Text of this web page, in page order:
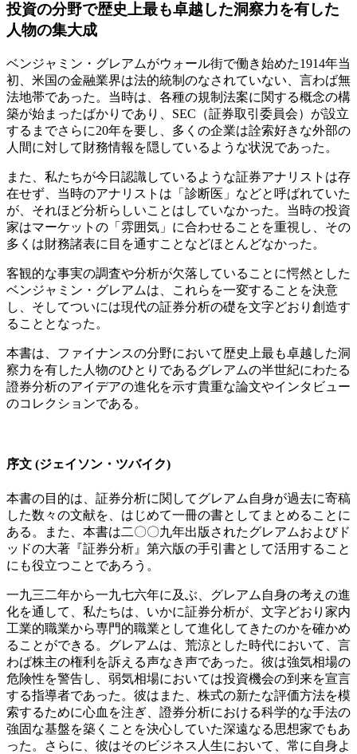
投資の分野で歴史上最も卓越した洞察力を有した
人物の集大成
ベンジャミン・グレアムがウォール街で働き始めた1914年当
初、米国の金融業界は法的統制のなされていない、言わば無
法地帯であった。当時は、各種の規制法案に関する概念の構
築が始まったばかりであり、SEC（証券取引委員会）が設立
するまでさらに20年を要し、多くの企業は詮索好きな外部の
人間に対して財務情報を隠しているような状況であった。
また、私たちが今日認識しているような証券アナリストは存
在せず、当時のアナリストは「診断医」などと呼ばれていた
が、それほど分析らしいことはしていなかった。当時の投資
家はマーケットの「雰囲気」に合わせることを重視し、その
多くは財務諸表に目を通すことなどほとんどなかった。
客観的な事実の調査や分析が欠落していることに愕然とした
ベンジャミン・グレアムは、これらを一変することを決意
し、そしてついには現代の証券分析の礎を文字どおり創造す
ることとなった。
本書は、ファイナンスの分野において歴史上最も卓越した洞
察力を有した人物のひとりであるグレアムの半世紀にわたる
證券分析のアイデアの進化を示す貴重な論文やインタビュー
のコレクションである。
序文 (ジェイソン・ツバイク)
本書の目的は、証券分析に関してグレアム自身が過去に寄稿
した数々の文献を、はじめて一冊の書としてまとめることに
ある。また、本書は二〇〇九年出版されたグレアムおよびド
ッドの大著『証券分析』第六版の手引書として活用すること
にも役立つことであろう。
一九三二年から一九七六年に及ぶ、グレアム自身の考えの進
化を通して、私たちは、いかに証券分析が、文字どおり家内
工業的職業から専門的職業として進化してきたのかを確かめ
ることができる。グレアムは、荒涼とした時代において、言
わば株主の権利を訴える声なき声であった。彼は強気相場の
危険性を警告し、弱気相場においては投資機会の到来を宣言
する指導者であった。彼はまた、株式の新たな評価方法を模
索するために心血を注ぎ、證券分析における科学的な手法の
強固な基盤を築くことを決心していた深遠なる思想家でもあ
った。さらに、彼はそのビジネス人生において、常に自身よ